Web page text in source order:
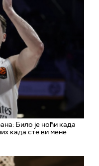
Било је ноћи када
када сте ви мене